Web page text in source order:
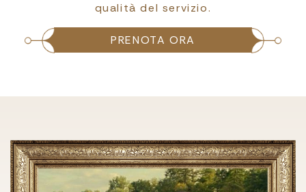
qualità del servizio.
PRENOTA ORA